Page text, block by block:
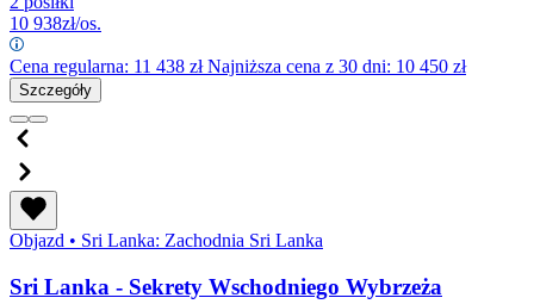
10 938zł/os.
Cena regularna: 11 438 złNajniższa cena z 30 dni: 10 450 zł
Szczegóły
Objazd • Sri Lanka: Zachodnia Sri Lanka
Sri Lanka - Sekrety Wschodniego Wybrzeża